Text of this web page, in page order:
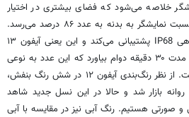
خلاصه می‌شود که فضای بیشتری در اختیار
نمایشگر قرار بگیرد به طوری که نسبت نمایشگر به بدنه به عدد ۸۶ درصد می‌رسد.
این گوشی مانند آیفون ۱۲ از گواهی IP68 پشتیبانی می‌کند و این یعنی آیفون ۱۳
می‌تواند در عمق ۶ متری آب برای مدت ۳۰ دقیقه دوام بیاورد که این عدد به نوعی
بهترین در بین پرچم‌داران بازار است. از نظر رنگ‌بندی آیفون ۱۲ در شش رنگ بنفش،
بازار شد و حالا در این نسل جدید شاهد
صورتی هستیم. رنگ آبی نیز در مقایسه با آبی